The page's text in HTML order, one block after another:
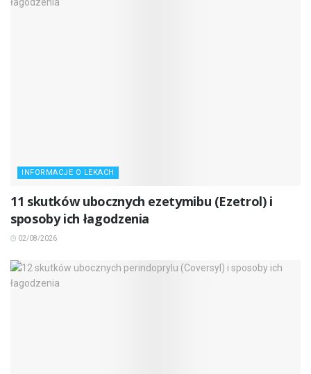
INFORMACJE O LEKACH
11 skutków ubocznych ezetymibu (Ezetrol) i
sposoby ich łagodzenia
02/08/2026